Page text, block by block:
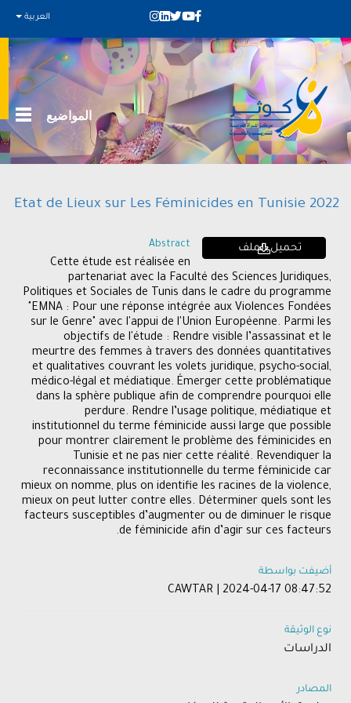
العربية
المواضيع
Etat de Lieux sur Les Féminicides en Tunisie 2022
تحميل الملف Abstract
Cette étude est réalisée en
partenariat avec la Faculté des Sciences Juridiques,
Politiques et Sociales de Tunis dans le cadre du programme
"EMNA : Pour une réponse intégrée aux Violences Fondées
sur le Genre" avec l'appui de l'Union Européenne. Parmi les
objectifs de l'étude : Rendre visible l’assassinat et le
meurtre des femmes à travers des données quantitatives
et qualitatives couvrant les volets juridique, psycho-social,
médico-légal et médiatique. Émerger cette problématique
dans la sphère publique afin de comprendre pourquoi elle
perdure. Rendre l’usage politique, médiatique et
institutionnel du terme féminicide aussi large que possible
pour montrer clairement le problème des féminicides en
Tunisie et ne pas nier cette réalité. Revendiquer la
reconnaissance institutionnelle du terme féminicide car
mieux on nomme, plus on identifie les racines de la violence,
mieux on peut lutter contre elles. Déterminer quels sont les
facteurs susceptibles d’augmenter ou de diminuer le risque
de féminicide afin d’agir sur ces facteurs.
أضيفت بواسطة
CAWTAR | 2024-04-17 08:47:52
نوع الوثيقة
الدراسات
المصادر